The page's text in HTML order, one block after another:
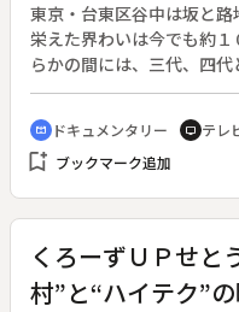
東京・台東区谷中は坂と路
栄えた界わいは今でも約
らかの間には、三代、四
い家並みが広がり、路地
づく。谷中の町や著名人
博物館、江戸千代紙、朝倉
人々の暮らしを紹介する。
cinematic_blur ドキュメンタリー tv テレ
bookmark_add ブックマーク追加
くろーずＵＰせ
村”と“ハイテク”